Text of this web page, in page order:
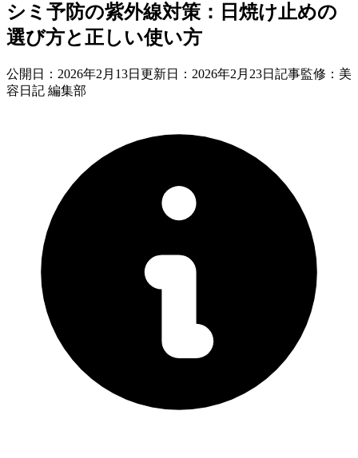
シミ予防の紫外線対策：日焼け止めの
選び方と正しい使い方
公開日： 2026年2月13日 更新日： 2026年2月23日 記事監修：美
容日記 編集部